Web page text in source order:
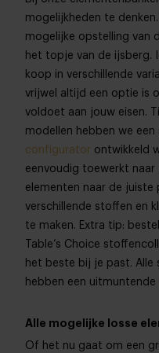
mogelijkheden te
mogelijke opstelling van
het topje van de ijsberg.
koop in verschillende
vrijwel altijd een optie is
voldoet aan jouw eisen.
modellen hebben we een
configurator ontwikkeld
eenvoudig toewerkt naar
elementen naar de juiste
verschillende stoffen en
te maken. Extra tip: bestel
Table’s Choice
het beste bij je past.
hebben een uitmuntende
Alle mogelijke losse
Of het nu gaat om een